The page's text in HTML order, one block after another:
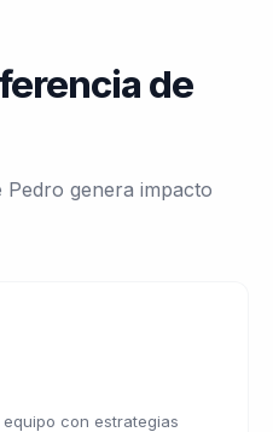
de
Pedro genera impacto
con estrategias